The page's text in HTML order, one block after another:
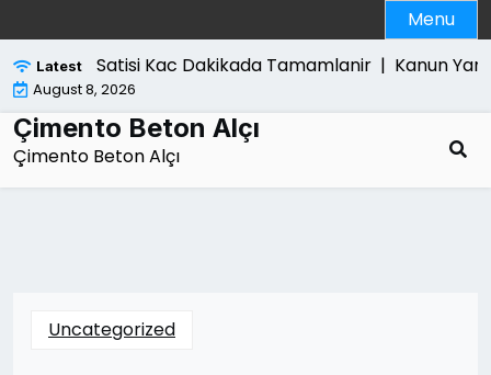
to
content
Menu
LatestSatisi Kac Dakikada Tamamlanir |Kanun
August 8, 2026
Çimento Beton Alçı
Çimento Beton Alçı
Uncategorized